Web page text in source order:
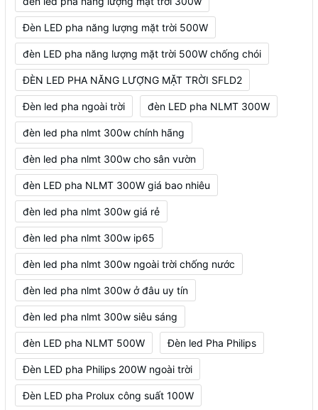
Đèn LED pha năng lượng mặt trời 500W
đèn LED pha năng lượng mặt trời 500W chống chói
ĐÈN LED PHA NĂNG LƯỢNG MẶT TRỜI SFLD2
Đèn led pha ngoài trời đèn LED pha NLMT 300W
đèn led pha nlmt 300w chính hãng
đèn led pha nlmt 300w cho sân vườn
đèn LED pha NLMT 300W giá bao nhiêu
đèn led pha nlmt 300w giá rẻ
đèn led pha nlmt 300w ip65
đèn led pha nlmt 300w ngoài trời chống nước
đèn led pha nlmt 300w ở đâu uy tín
đèn led pha nlmt 300w siêu sáng
đèn LED pha NLMT 500W Đèn led Pha Philips
Đèn LED pha Philips 200W ngoài trời
Đèn LED pha Prolux công suất 100W